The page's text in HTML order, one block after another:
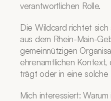
verantwortlichen Rolle.
Die Wildcard richtet
aus dem Rhein-Main-
gemeinnützigen
ehrenamtlichen
trägt oder in eine solche
Mich interessiert: